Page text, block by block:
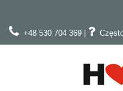
+48 530 704 369